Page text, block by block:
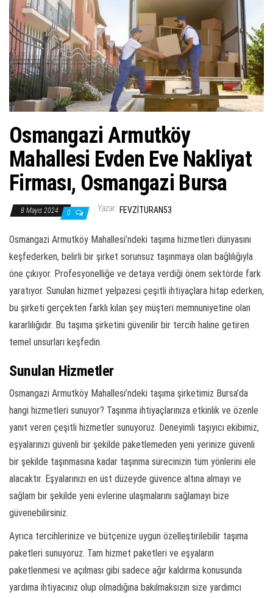
i
r
Osmangazi Armutköy
Mahallesi Evden Eve Nakliyat
Firması, Osmangazi Bursa
8 Mayıs 2024 0 Yazar: FEVZITURAN53
Osmangazi Armutköy Mahallesi’ndeki taşıma hizmetleri dünyasını
keşfederken, belirli bir şirket sorunsuz taşınmaya olan bağlılığıyla
öne çıkıyor. Profesyonelliğe ve detaya verdiği önem sektörde fark
yaratıyor. Sunulan hizmet yelpazesi çeşitli ihtiyaçlara hitap ederken,
bu şirketi gerçekten farklı kılan şey müşteri memnuniyetine olan
kararlılığıdır. Bu taşıma şirketini güvenilir bir tercih haline getiren
temel unsurları keşfedin.
Sunulan Hizmetler
Osmangazi Armutköy Mahallesi’ndeki taşıma şirketimiz Bursa’da
hangi hizmetleri sunuyor? Taşınma ihtiyaçlarınıza etkinlik ve özenle
yanıt veren çeşitli hizmetler sunuyoruz. Deneyimli taşıyıcı ekibimiz,
eşyalarınızı güvenli bir şekilde paketlemeden yeni yerinize güvenli
bir şekilde taşınmasına kadar taşınma sürecinizin tüm yönlerini ele
alacaktır. Eşyalarınızı en üst düzeyde güvence altına almayı ve
sağlam bir şekilde yeni evlerine ulaşmalarını sağlamayı bize
güvenebilirsiniz.
Ayrıca tercihlerinize ve bütçenize uygun özelleştirilebilir taşıma
paketleri sunuyoruz. Tam hizmet paketleri ve eşyaların
paketlenmesi ve açılması gibi sadece ağır kaldırma konusunda
yardıma ihtiyacınız olup olmadığına bakılmaksızın size yardımcı